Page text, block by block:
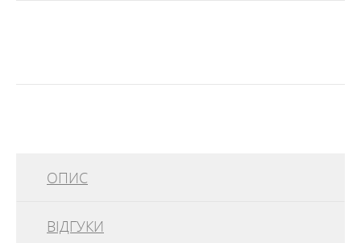
ОПИС
Aku LEDRO FG GTX - зручне та якісне взуття у
ВІДГУКИ